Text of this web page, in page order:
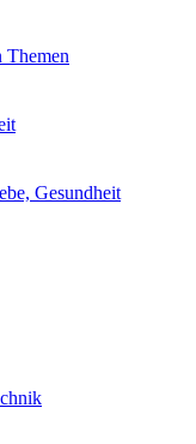
Themen
Gesundheit